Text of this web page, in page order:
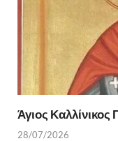
Άγιος
28/07/2026